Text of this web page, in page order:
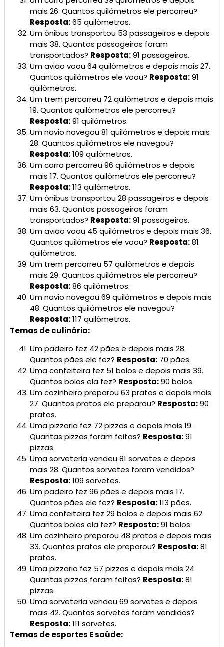
mais 26. Quantos quilômetros ele percorreu?
Resposta:65 quilômetros.
Um ônibus transportou 53 passageiros e depois
mais 38. Quantos passageiros foram
transportados? Resposta:91 passageiros.
Um avião voou 64 quilômetros e depois mais 27.
Quantos quilômetros ele voou? Resposta:91
quilômetros.
Um trem percorreu 72 quilômetros e depois mais
19. Quantos quilômetros ele percorreu?
Resposta:91 quilômetros.
Um navio navegou 81 quilômetros e depois mais
28. Quantos quilômetros ele navegou?
Resposta:109 quilômetros.
Um carro percorreu 96 quilômetros e depois
mais 17. Quantos quilômetros ele percorreu?
Resposta:113 quilômetros.
Um ônibus transportou 28 passageiros e depois
mais 63. Quantos passageiros foram
transportados? Resposta:91 passageiros.
Um avião voou 45 quilômetros e depois mais 36.
Quantos quilômetros ele voou? Resposta:81
quilômetros.
Um trem percorreu 57 quilômetros e depois
mais 29. Quantos quilômetros ele percorreu?
Resposta:86 quilômetros.
Um navio navegou 69 quilômetros e depois mais
48. Quantos quilômetros ele navegou?
Resposta:117 quilômetros.
Temas de culinária:
Um padeiro fez 42 pães e depois mais 28.
Quantos pães ele fez? Resposta: 70 pães.
Uma confeiteira fez 51 bolos e depois mais 39.
Quantos bolos ela fez? Resposta:90 bolos.
Um cozinheiro preparou 63 pratos e depois mais
27. Quantos pratos ele preparou? Resposta:90
pratos.
Uma pizzaria fez 72 pizzas e depois mais 19.
Quantas pizzas foram feitas? Resposta:91
pizzas.
Uma sorveteria vendeu 81 sorvetes e depois
mais 28. Quantos sorvetes foram vendidos?
Resposta:109 sorvetes.
Um padeiro fez 96 pães e depois mais 17.
Quantos pães ele fez? Resposta:113 pães.
Uma confeiteira fez 29 bolos e depois mais 62.
Quantos bolos ela fez? Resposta:91 bolos.
Um cozinheiro preparou 48 pratos e depois mais
33. Quantos pratos ele preparou? Resposta:81
pratos.
Uma pizzaria fez 57 pizzas e depois mais 24.
Quantas pizzas foram feitas? Resposta:81
pizzas.
Uma sorveteria vendeu 69 sorvetes e depois
mais 42. Quantos sorvetes foram vendidos?
Resposta:111 sorvetes.
Temas de esportes E saúde: